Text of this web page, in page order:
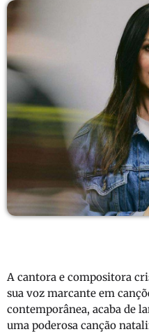
A cantora e compositora
sua voz marcante em
contemporânea, acaba de
uma poderosa canção